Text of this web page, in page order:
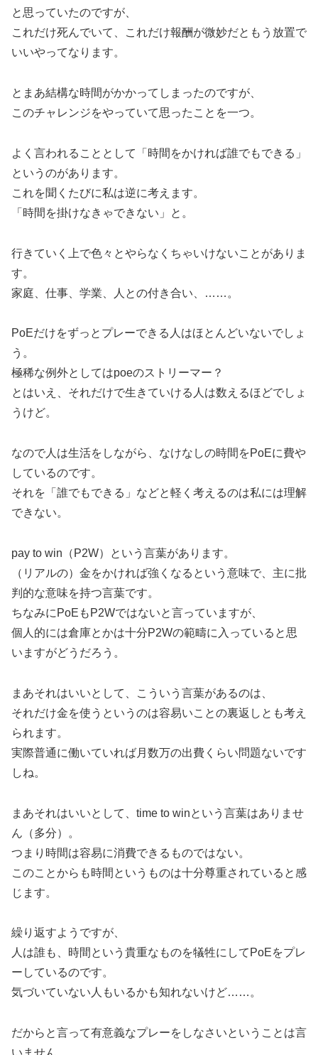
と思っていたのですが、
これだけ死んでいて、これだけ報酬が微妙だともう放置で
いいやってなります。
とまあ結構な時間がかかってしまったのですが、
このチャレンジをやっていて思ったことを一つ。
よく言われることとして「時間をかければ誰でもできる」
というのがあります。
これを聞くたびに私は逆に考えます。
「時間を掛けなきゃできない」と。
行きていく上で色々とやらなくちゃいけないことがありま
す。
家庭、仕事、学業、人との付き合い、……。
PoEだけをずっとプレーできる人はほとんどいないでしょ
う。
極稀な例外としてはpoeのストリーマー？
とはいえ、それだけで生きていける人は数えるほどでしょ
うけど。
なので人は生活をしながら、なけなしの時間をPoEに費や
しているのです。
それを「誰でもできる」などと軽く考えるのは私には理解
できない。
pay to win（P2W）という言葉があります。
（リアルの）金をかければ強くなるという意味で、主に批
判的な意味を持つ言葉です。
ちなみにPoEもP2Wではないと言っていますが、
個人的には倉庫とかは十分P2Wの範疇に入っていると思
いますがどうだろう。
まあそれはいいとして、こういう言葉があるのは、
それだけ金を使うというのは容易いことの裏返しとも考え
られます。
実際普通に働いていれば月数万の出費くらい問題ないです
しね。
まあそれはいいとして、time to winという言葉はありませ
ん（多分）。
つまり時間は容易に消費できるものではない。
このことからも時間というものは十分尊重されていると感
じます。
繰り返すようですが、
人は誰も、時間という貴重なものを犠牲にしてPoEをプレ
ーしているのです。
気づいていない人もいるかも知れないけど……。
だからと言って有意義なプレーをしなさいということは言